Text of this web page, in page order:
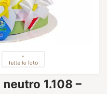
+
Tutte le foto
1.108 –